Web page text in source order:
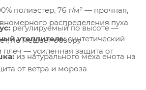
полиэстер, 76 г/м² — прочная,
распределения пуха
утеплитель:синтетический
плеч — усиленная защита от
регулируемый по высоте —
не мешает обзору
из натурального меха енота на
от ветра и мороза